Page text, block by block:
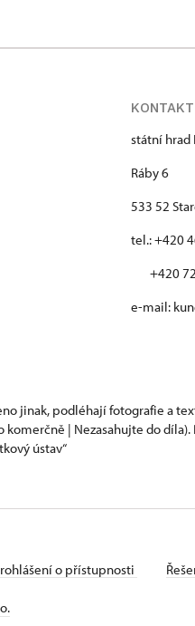
KONTAKT
státní hrad
Ráby 6
533 52
tel.: +420
+420
e-mail:
jinak, podléhají fotografie a
| Nezasahujte do
ústav“
o přístupnosti